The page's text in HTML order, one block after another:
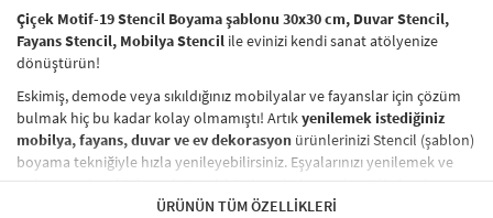
Çiçek Motif-19 Stencil Boyama şablonu 30x30 cm, Duvar Stencil,
Fayans Stencil, Mobilya Stencil ile evinizi kendi sanat atölyenize
dönüştürün!
Eskimiş, demode veya sıkıldığınız mobilyalar ve fayanslar için çözüm
bulmak hiç bu kadar kolay olmamıştı! Artıkyenilemek istediğiniz
mobilya, fayans, duvar ve ev dekorasyon ürünlerinizi Stencil (şablon)
boyama tekniğiyle hızla yenileyebilirsiniz. Eşyalarınızı yenilemek ve
onlaramodern bir hava katmakhiç de pahalı ve zahmetli olmak
zorunda değil! Stencil şablonları, dilediğiniz her yüzeye pratik bir
ÜRÜNÜN TÜM ÖZELLIKLERI